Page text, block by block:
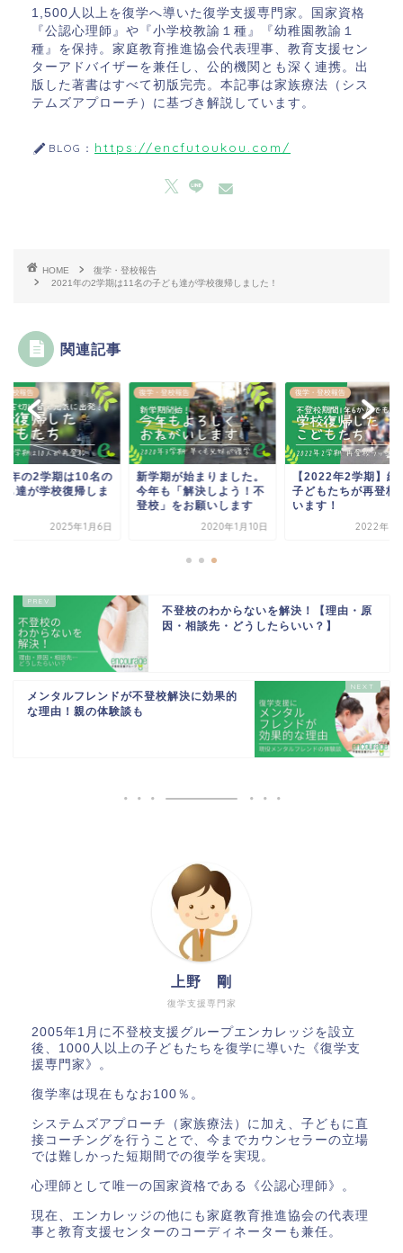
1,500人以上を復学へ導いた復学支援専門家。国家資格
『公認心理師』や『小学校教諭１種』『幼稚園教諭１
種』を保持。家庭教育推進協会代表理事、教育支援セン
ターアドバイザーを兼任し、公的機関とも深く連携。出
版した著書はすべて初版完売。本記事は家族療法（シス
テムズアプローチ）に基づき解説しています。
BLOG： https://encfutoukou.com/
HOME
復学・登校報告
2021年の2学期は11名の子ども達が学校復帰しました！
関連記事
登校報告
年の2学期は10名の
も達が学校復帰しま
2025年1月6日
復学・登校報告
新学期が始まりました。
今年も「解決しよう！不
登校」をお願いします
2020年1月10日
復学・登校報告
【2022年2学期】続
子どもたちが再登校
います！
2022年9
不登校のわからないを解決！【理由・原
因・相談先・どうしたらいい？】
メンタルフレンドが不登校解決に効果的
な理由！親の体験談も
復学支援専門家
上野 剛
2005年1月に不登校支援グループエンカレッジを設立
後、1000人以上の子どもたちを復学に導いた《復学支
援専門家》。
復学率は現在もなお100％。
システムズアプローチ（家族療法）に加え、子どもに直
接コーチングを行うことで、今までカウンセラーの立場
では難しかった短期間での復学を実現。
心理師として唯一の国家資格である《公認心理師》。
現在、エンカレッジの他にも家庭教育推進協会の代表理
事と教育支援センターのコーディネーターも兼任。